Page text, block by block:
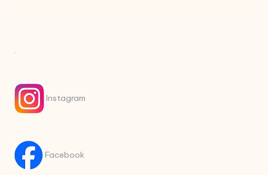
.
Instagram
Facebook